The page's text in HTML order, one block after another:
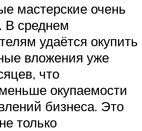
мастерские очень
В среднем
удаётся окупить
вложения уже
что
окупаемости
бизнеса. Это
только